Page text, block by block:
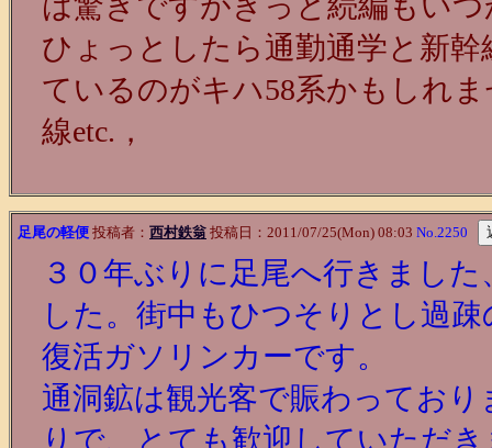
ひょっとしたら通勤通学と新
ているのがキハ58系かもしれ
線etc.，
足尾の軽便 投稿者： 西村鉄翁 投稿日：2011/07/25(Mon) 08:03 No.2250
３０年ぶりに足尾へ行きまし
した。街中もひつそりとし過
復活ガソリンカーです。
通洞鉱は観光客で賑わってお
りで、とても歓迎していただ